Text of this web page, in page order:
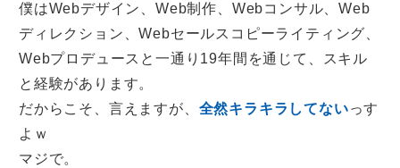
僕はWebデザイン、Web制作、Webコンサル、Web
ディレクション、Webセールスコピーライティング、
Webプロデュースと一通り19年間を通じて、スキル
と経験があります。
だからこそ、言えますが、 全然キラキラしてないっす
よｗ
マジで。